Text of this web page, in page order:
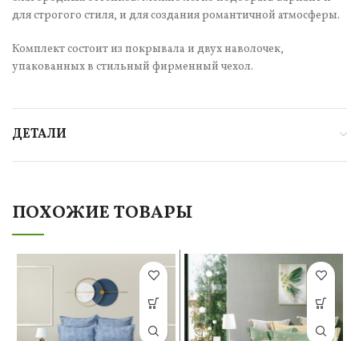
для строгого стиля, и для создания романтичной атмосферы.
Комплект состоит из покрывала и двух наволочек,
упакованных в стильный фирменный чехол.
ДЕТАЛИ
ПОХОЖИЕ ТОВАРЫ